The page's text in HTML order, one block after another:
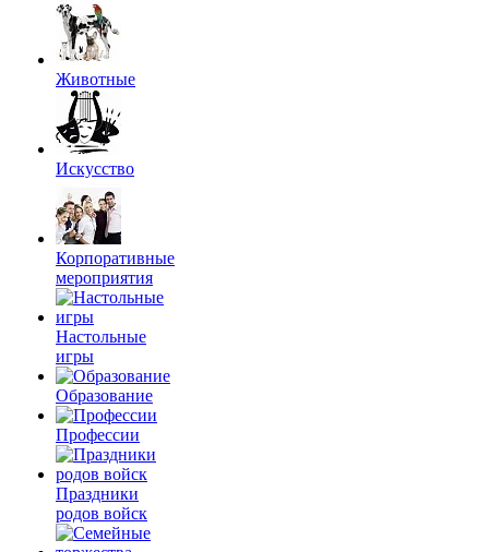
Животные
Искусство
Корпоративные
мероприятия
Настольные
игры
Образование
Профессии
Праздники
родов войск